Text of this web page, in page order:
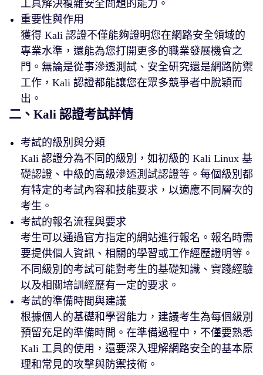
工具解決複雜安全問題的能力。
重要性與作用
獲得 Kali 認證不僅能夠證明您在網路安全領域的
專業水準，還能為您打開更多的職業發展機會之
門。無論是從事滲透測試、安全研究還是網路防禦
工作，Kali 認證都能讓您在眾多競爭者中脫穎而
出。
二、Kali 認證考試詳情
考試的級別與分類
Kali 認證分為不同的級別，如初級的 Kali Linux 基
礎認證、中級的高級滲透測試認證等。每個級別都
有特定的考試內容和技能要求，以適應不同層次的
考生。
考試的報名流程與要求
考生可以通過官方指定的網站進行報名。報名時需
要提供個人資訊、相關的學習或工作經歷證明等。
不同級別的考試可能對考生的基礎知識、實踐經驗
以及相關培訓經歷有一定的要求。
考試的準備時間與建議
根據個人的基礎和學習能力，建議考生為每個級別
預留充足的準備時間。在準備過程中，不僅要熟悉
Kali 工具的使用，還要深入理解網路安全的基本原
理和常見的攻擊與防禦技術。